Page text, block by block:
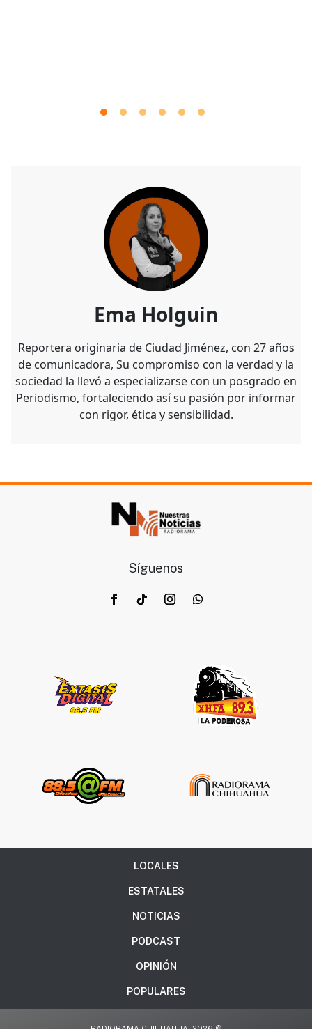
Ema Holguin
Reportera originaria de Ciudad Jiménez, con 27 años
de comunicadora, Su compromiso con la verdad y la
sociedad la llevó a especializarse con un posgrado en
Periodismo, fortaleciendo así su pasión por informar
con rigor, ética y sensibilidad.
Síguenos
LOCALES
ESTATALES
NOTICIAS
PODCAST
OPINIÓN
POPULARES